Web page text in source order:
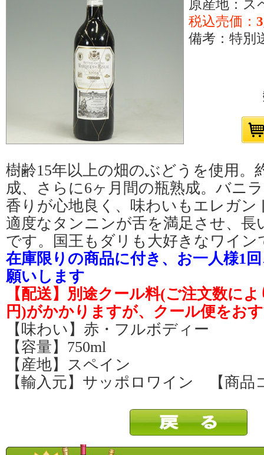
原産地：ス
税込売価：
備考：特別
樹齢15年以上の畑のぶどうを使用。
成、さらに6ヶ月間の瓶熟成。バニ
香りが心地良く、味わいもエレガン
適度なタンニンが舌を満足させ、長
です。国王もダリも大好きなワイン
在庫限りの商品に付き、お一人様1
願いします
【配送】別途クール料(ご注文数によ
円)がかかりますが、クール便をお
【味わい】赤・フルボディー
【容量】750ml
【産地】スペイン
【輸入元】サッポロワイン 【商品